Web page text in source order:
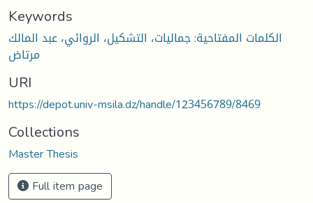
Keywords
الكلمات المفتاحية: جماليات، التشكيل، الروائي، عبد المالك
مرتاض
URI
https://depot.univ-msila.dz/handle/123456789/8469
Collections
Master Thesis
Full item page